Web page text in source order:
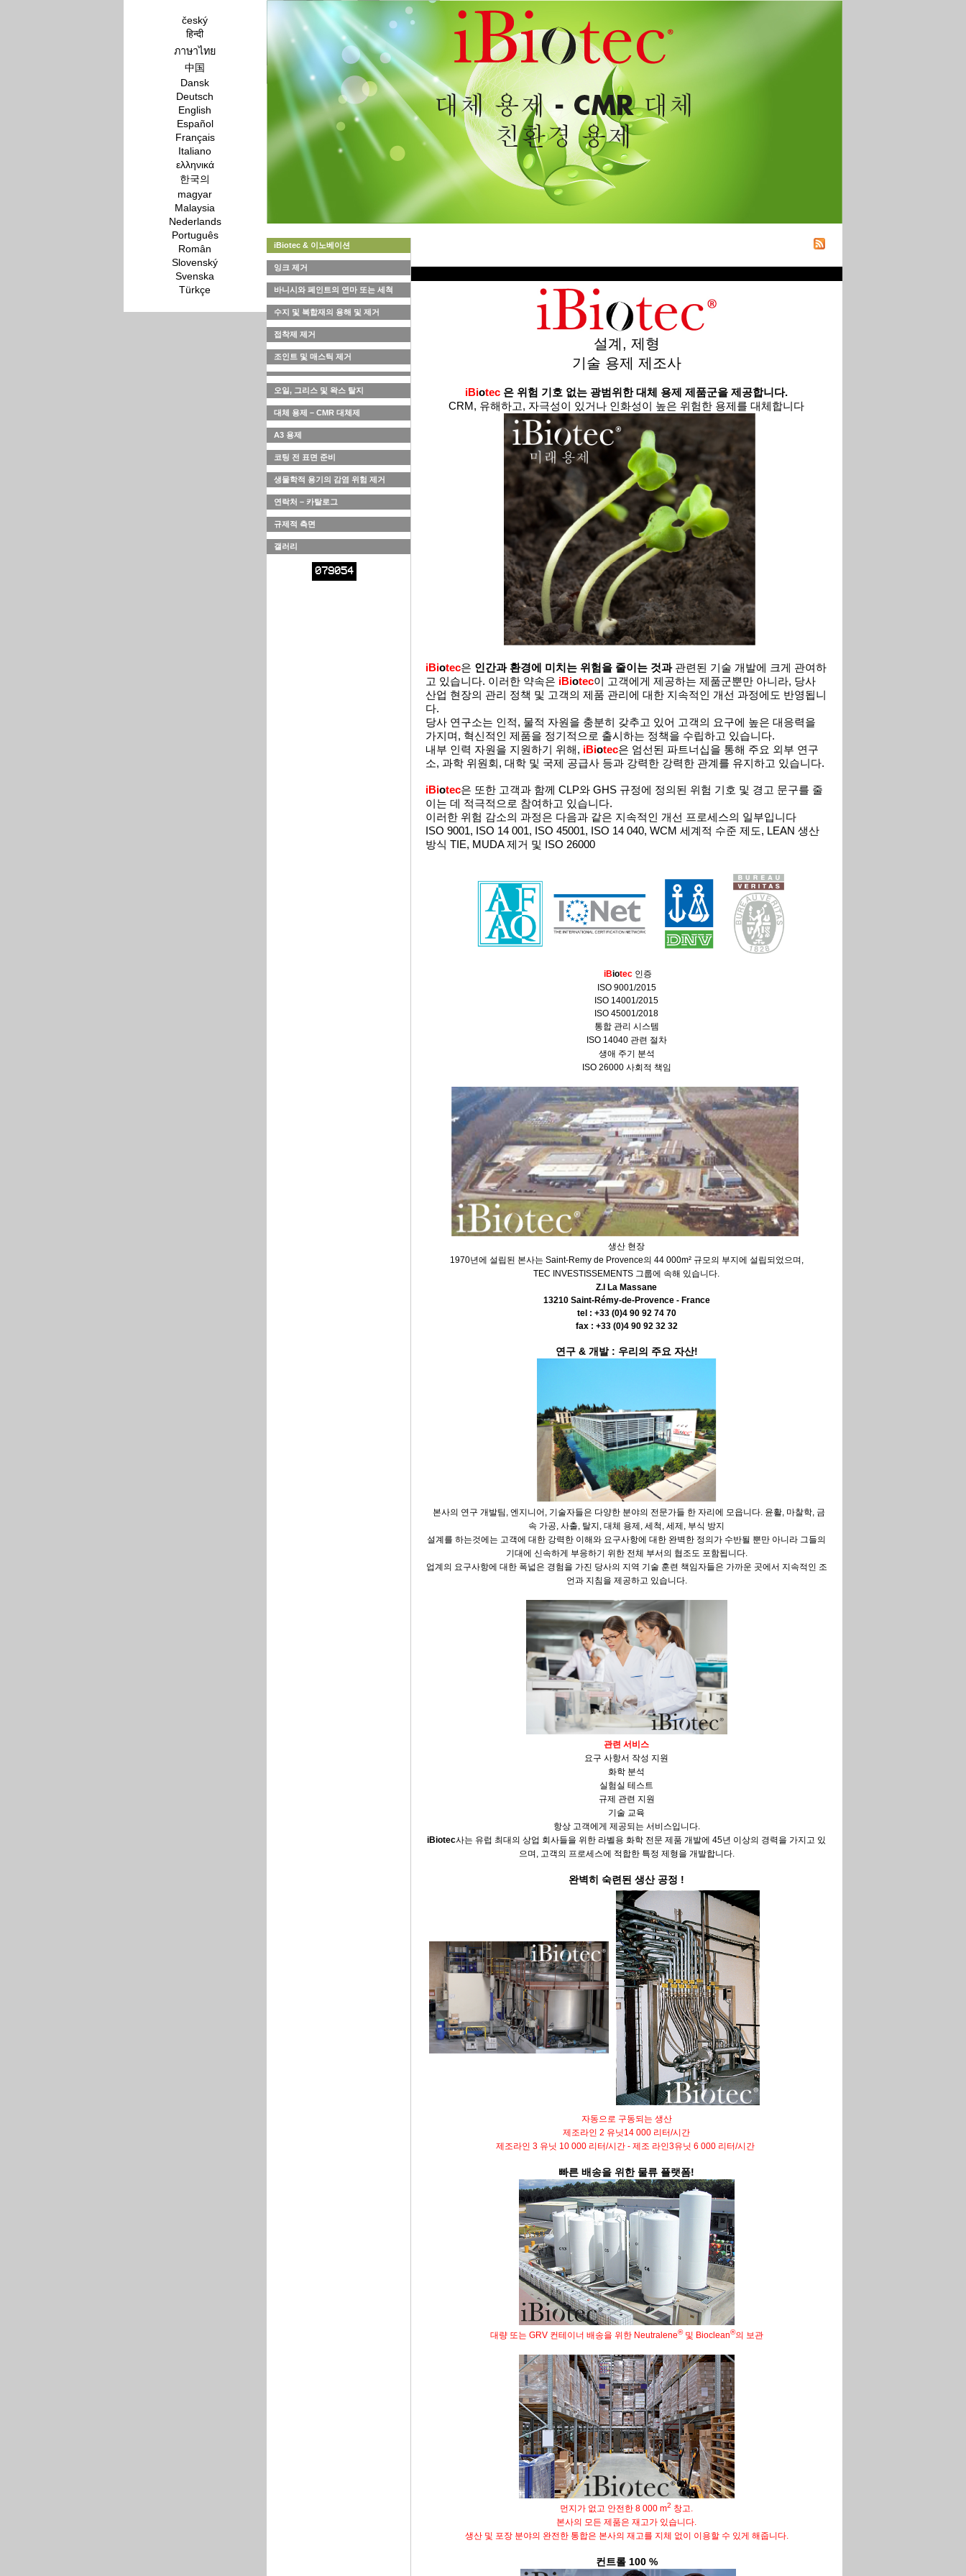
český
हिन्दी
ภาษาไทย
中国
Dansk
Deutsch
English
Español
Français
Italiano
ελληνικά
한국의
magyar
Malaysia
Nederlands
Português
Român
Slovenský
Svenska
Türkçe
iBiotec & 이노베이션
잉크 제거
바니시와 페인트의 연마 또는 세척
수지 및 복합재의 용해 및 제거
접착제 제거
조인트 및 매스틱 제거
오일, 그리스 및 왁스 탈지
대체 용제 – CMR 대체제
A3 용제
코팅 전 표면 준비
생물학적 용기의 감염 위험 제거
연락처 – 카탈로그
규제적 측면
갤러리
079054
설계, 제형
기술 용제 제조사
iBiotec 은 위험 기호 없는 광범위한 대체 용제 제품군을 제공합니다.
CRM, 유해하고, 자극성이 있거나 인화성이 높은 위험한 용제를 대체합니다
iBiotec은 인간과 환경에 미치는 위험을 줄이는 것과관련된 기술 개발에 크게 관여하
고 있습니다. 이러한 약속은 iBiotec이 고객에게 제공하는 제품군뿐만 아니라, 당사
산업 현장의 관리 정책 및 고객의 제품 관리에 대한 지속적인 개선 과정에도 반영됩니
다.
당사 연구소는 인적, 물적 자원을 충분히 갖추고 있어 고객의 요구에 높은 대응력을
가지며, 혁신적인 제품을 정기적으로 출시하는 정책을 수립하고 있습니다.
내부 인력 자원을 지원하기 위해, iBiotec은 엄선된 파트너십을 통해 주요 외부 연구
소, 과학 위원회, 대학 및 국제 공급사 등과 강력한 강력한 관계를 유지하고 있습니다.
iBiotec은 또한 고객과 함께 CLP와 GHS 규정에 정의된 위험 기호 및 경고 문구를 줄
이는 데 적극적으로 참여하고 있습니다.
이러한 위험 감소의 과정은 다음과 같은 지속적인 개선 프로세스의 일부입니다
ISO 9001, ISO 14 001, ISO 45001, ISO 14 040, WCM 세계적 수준 제도, LEAN 생산
방식 TIE, MUDA 제거 및 ISO 26000
iBiotec인증
ISO 9001/2015
ISO 14001/2015
ISO 45001/2018
통합 관리 시스템
ISO 14040 관련 절차
생애 주기 분석
ISO 26000 사회적 책임
생산 현장
1970년에 설립된 본사는 Saint-Remy de Provence의 44 000m² 규모의 부지에 설립되었으며,
TEC INVESTISSEMENTS 그룹에 속해 있습니다.
Z.I La Massane
13210 Saint-Rémy-de-Provence - France
tel : +33 (0)4 90 92 74 70
fax : +33 (0)4 90 92 32 32
연구& 개발: 우리의 주요 자산!
본사의 연구 개발팀, 엔지니어, 기술자들은 다양한 분야의 전문가들 한 자리에 모읍니다. 윤활, 마찰학, 금
속 가공, 사출, 탈지, 대체 용제, 세척, 세제, 부식 방지
설계를 하는것에는 고객에 대한 강력한 이해와 요구사항에 대한 완벽한 정의가 수반될 뿐만 아니라 그들의
기대에 신속하게 부응하기 위한 전체 부서의 협조도 포함됩니다.
업계의 요구사항에 대한 폭넓은 경험을 가진 당사의 지역 기술 훈련 책임자들은 가까운 곳에서 지속적인 조
언과 지침을 제공하고 있습니다.
관련 서비스
요구 사항서 작성 지원
화학 분석
실험실 테스트
규제 관련 지원
기술 교육
항상 고객에게 제공되는 서비스입니다.
iBiotec사는 유럽 최대의 상업 회사들을 위한 라벨용 화학 전문 제품 개발에 45년 이상의 경력을 가지고 있
으며, 고객의 프로세스에 적합한 특정 제형을 개발합니다.
완벽히 숙련된 생산 공정 !
자동으로 구동되는 생산
제조라인 2 유닛14 000 리터/시간
제조라인 3 유닛 10 000 리터/시간 - 제조 라인3유닛 6 000 리터/시간
빠른 배송을 위한 물류 플랫폼!
대량 또는 GRV 컨테이너 배송을 위한 Neutralene®및 Bioclean®의 보관
먼지가 없고 안전한 8 000 m2 창고.
본사의 모든 제품은 재고가 있습니다.
생산 및 포장 분야의 완전한 통합은 본사의 재고를 지체 없이 이용할 수 있게 해줍니다.
컨트롤100 %